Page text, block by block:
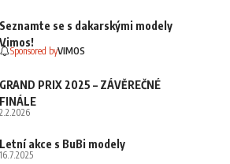
Seznamte se s dakarskými modely
Vimos!
Sponsored byVIMOS
GRAND PRIX 2025 – ZÁVĚREČNÉ
FINÁLE
2.2.2026
Letní akce s BuBi modely
16.7.2025